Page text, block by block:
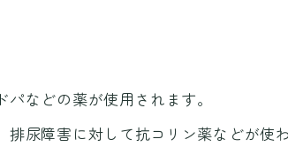
などの薬が使用されます。
尿障害に対して抗コリン薬などが使わ